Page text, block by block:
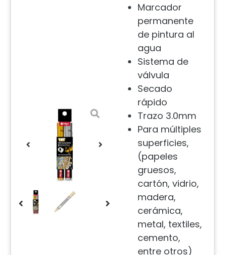
Marcador
permanente
de pintura al
agua
Sistema de
válvula
Secado
rápido
Trazo 3.0mm
Para múltiples
superficies,
(papeles
gruesos,
cartón, vidrio,
madera,
cerámica,
metal, textiles,
cemento,
entre otros)